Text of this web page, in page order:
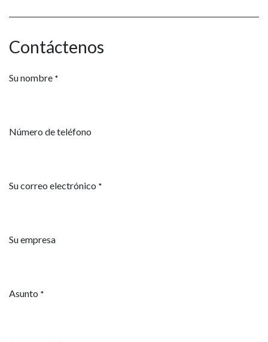
Contáctenos
Su nombre *
Número de teléfono
Su correo electrónico *
Su empresa
Asunto *